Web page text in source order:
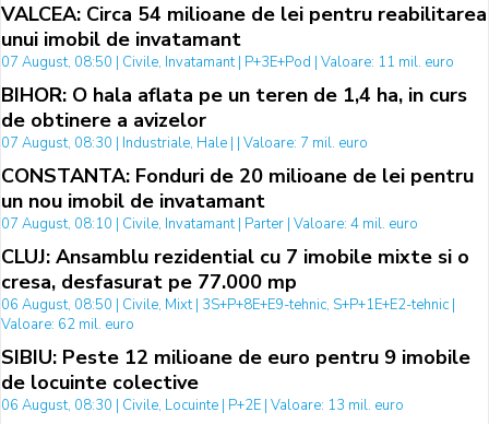
VALCEA: Circa 54 milioane de lei pentru reabilitarea
unui imobil de invatamant
07 August, 08:50 | Civile, Invatamant | P+3E+Pod | Valoare: 11 mil. euro
BIHOR: O hala aflata pe un teren de 1,4 ha, in curs
de obtinere a avizelor
07 August, 08:30 | Industriale, Hale | | Valoare: 7 mil. euro
CONSTANTA: Fonduri de 20 milioane de lei pentru
un nou imobil de invatamant
07 August, 08:10 | Civile, Invatamant | Parter | Valoare: 4 mil. euro
CLUJ: Ansamblu rezidential cu 7 imobile mixte si o
cresa, desfasurat pe 77.000 mp
06 August, 08:50 | Civile, Mixt | 3S+P+8E+E9-tehnic, S+P+1E+E2-tehnic |
Valoare: 62 mil. euro
SIBIU: Peste 12 milioane de euro pentru 9 imobile
de locuinte colective
06 August, 08:30 | Civile, Locuinte | P+2E | Valoare: 13 mil. euro